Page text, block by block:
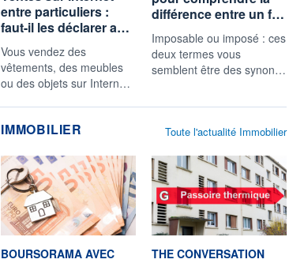
entre particuliers :
faut-il les déclarer a…
Vous vendez des
vêtements, des meubles
ou des objets sur Intern…
différence entre un f…
Imposable ou imposé : ces
deux termes vous
semblent être des synon…
IMMOBILIER
information fournie par
BOURSORAMA AVEC
information fournie par
THE CONVERSATION
Toute l'actualité Immobilier